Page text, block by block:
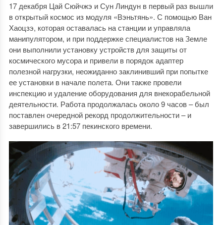
17 декабря Цай Сюйчжэ и Сун Линдун в первый раз вышли
в открытый космос из модуля «Вэньтянь». С помощью Ван
Хаоцзэ, которая оставалась на станции и управляла
манипулятором, и при поддержке специалистов на Земле
они выполнили установку устройств для защиты от
космического мусора и привели в порядок адаптер
полезной нагрузки, неожиданно заклинивший при попытке
ее установки в начале полета. Они также провели
инспекцию и удаление оборудования для внекорабельной
деятельности. Работа продолжалась около 9 часов – был
поставлен очередной рекорд продолжительности – и
завершились в 21:57 пекинского времени.